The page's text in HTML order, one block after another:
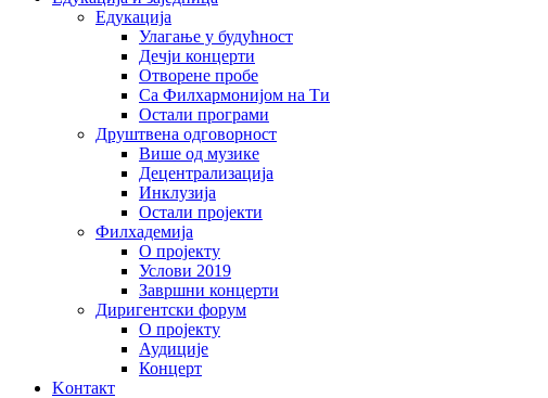
Едукација
Улагање у будућност
Дечји концерти
Отворене пробе
Са Филхармонијом на Ти
Остали програми
Друштвена одговорност
Више од музике
Децентрализација
Инклузија
Остали пројекти
Филхадемија
О пројекту
Услови 2019
Завршни концерти
Диригентски форум
О пројекту
Аудиције
Концерт
Kонтакт